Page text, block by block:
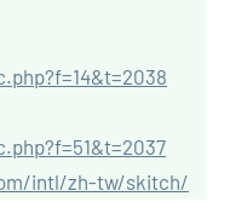
intl/zh-tw/skitch/